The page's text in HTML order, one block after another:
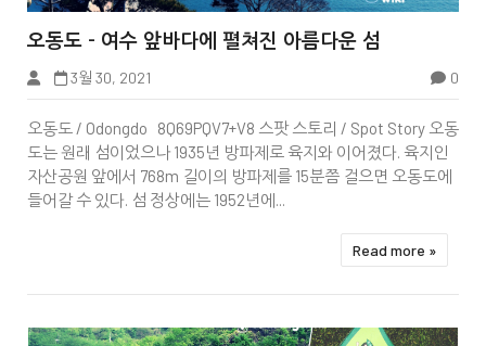


오동도 - 여수 앞바다에 펼쳐진 아름다운 섬
3월 30, 2021 0
오동도 / Odongdo 8Q69PQV7+V8 스팟 스토리 / Spot Story 오동
도는 원래 섬이었으나 1935년 방파제로 육지와 이어졌다. 육지인
자산공원 앞에서 768m 길이의 방파제를 15분쯤 걸으면 오동도에
들어갈 수 있다. 섬 정상에는 1952년에...
Read more »
Tbook